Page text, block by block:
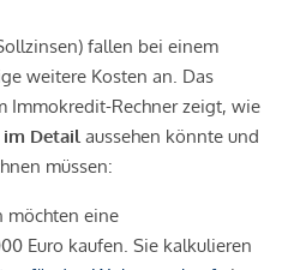
fallen bei einem
weitere Kosten an. Das
Immokredit-Rechner zeigt, wie
Detail aussehen könnte und
müssen:
möchten eine
Euro kaufen. Sie kalkulieren